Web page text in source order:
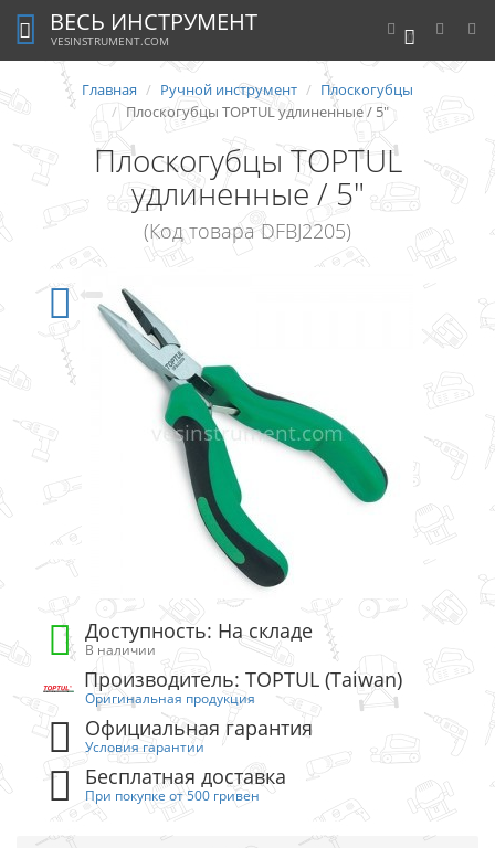
0
ВЕСЬ ИНСТРУМЕНТ
VESINSTRUMENT.COM
Главная Ручной инструмент
Плоскогубцы
Плоскогубцы TOPTUL удлиненные / 5"
Плоскогубцы TOPTUL
удлиненные / 5"
(Код товара DFBJ2205)
Доступность: На складе
В наличии
Производитель: TOPTUL (Taiwan)
Оригинальная продукция
Официальная гарантия
Условия гарантии
Бесплатная доставка
При покупке от 500 гривен